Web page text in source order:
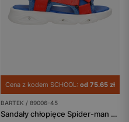
Cena z kodem SCHOOL: od 75.65 zł
BARTEK / 89006-45
Sandały chłopięce Spider-man ze świecącą podeszwą BARTEK 89006-45